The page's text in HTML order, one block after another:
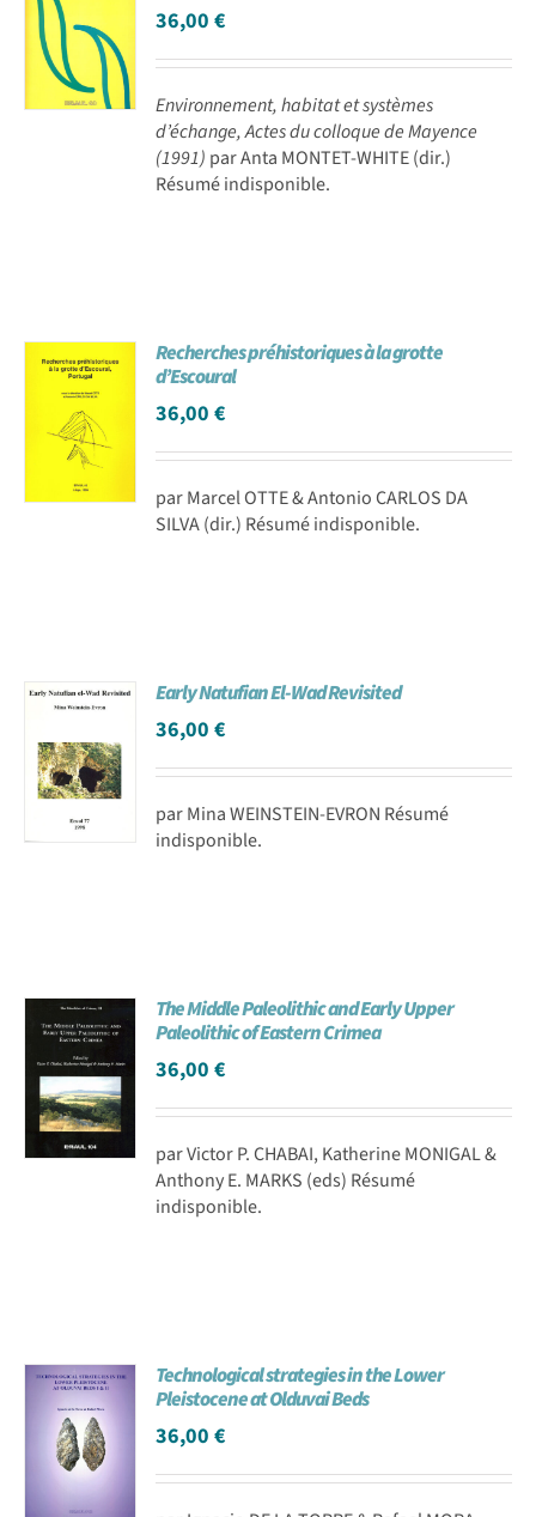
36,00€
Environnement, habitat et systèmes
d’échange, Actes du colloque de Mayence
(1991) par Anta MONTET-WHITE (dir.)
Résumé indisponible.
Recherches préhistoriques à la grotte
d’Escoural
36,00€
par Marcel OTTE & Antonio CARLOS DA
SILVA (dir.) Résumé indisponible.
Early Natufian El-Wad Revisited
36,00€
par Mina WEINSTEIN-EVRON Résumé
indisponible.
The Middle Paleolithic and Early Upper
Paleolithic of Eastern Crimea
36,00€
par Victor P. CHABAI, Katherine MONIGAL &
Anthony E. MARKS (eds) Résumé
indisponible.
Technological strategies in the Lower
Pleistocene at Olduvai Beds
36,00€